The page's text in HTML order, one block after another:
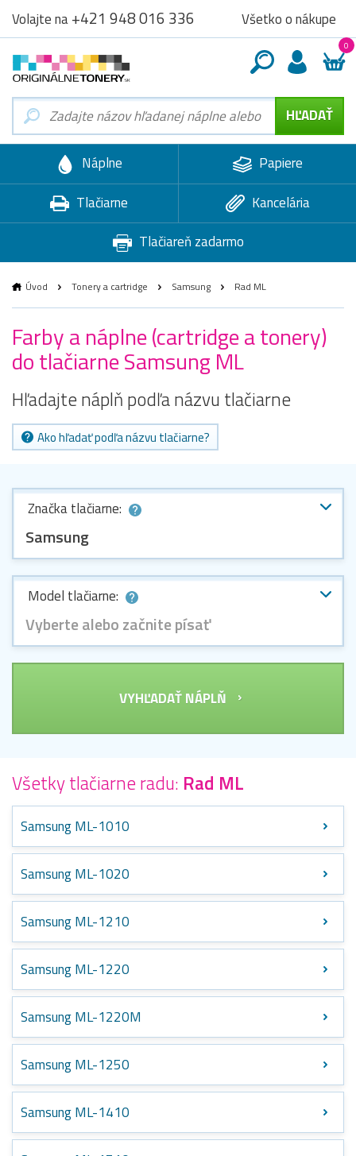
Volajte na+421 948 016 336 Všetko o nákupe
0
Náplne
Papiere
Tlačiarne
Kancelária
Tlačiareň zadarmo
Úvod Tonery a cartridge Samsung Rad ML
Farby a náplne (cartridge a tonery)
do tlačiarne Samsung ML
Hľadajte náplň podľa názvu tlačiarne
Ako hľadať podľa názvu tlačiarne?
Značka tlačiarne:
Samsung
Model tlačiarne:
Vyberte alebo začnite písať
VYHĽADAŤ NÁPLŇ
Všetky tlačiarne radu: Rad ML
Samsung ML-1010
Samsung ML-1020
Samsung ML-1210
Samsung ML-1220
Samsung ML-1220M
Samsung ML-1250
Samsung ML-1410